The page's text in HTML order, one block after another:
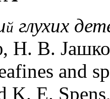
й глухих
В.
and
K. E.